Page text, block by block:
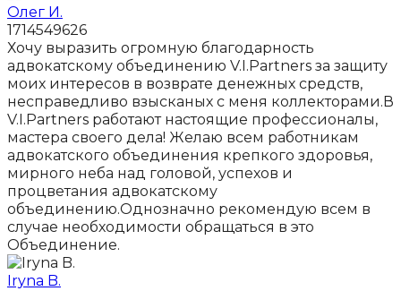
Олег И.
1714549626
Хочу выразить огромную благодарность
адвокатскому объединению V.I.Partners за защиту
моих интересов в возврате денежных средств,
несправедливо взысканых с меня коллекторами.В
V.I.Partners работают настоящие профессионалы,
мастера своего дела! Желаю всем работникам
адвокатского объединения крепкого здоровья,
мирного неба над головой, успехов и
процветания адвокатскому
объединению.Однозначно рекомендую всем в
случае необходимости обращаться в это
Объединение.
Iryna B.